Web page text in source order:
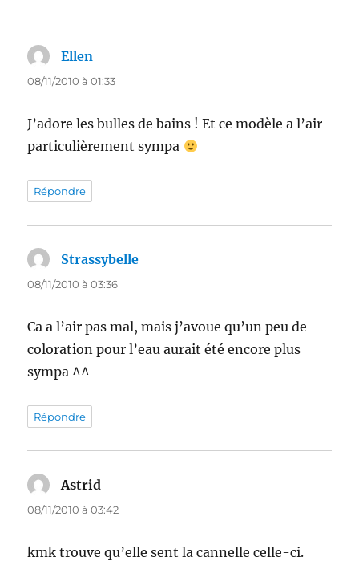
Ellen
08/11/2010 à 01:33
J’adore les bulles de bains ! Et ce modèle a l’air
particulièrement sympa
Répondre
Strassybelle
08/11/2010 à 03:36
Ca a l’air pas mal, mais j’avoue qu’un peu de
coloration pour l’eau aurait été encore plus
sympa ^^
Répondre
Astrid
08/11/2010 à 03:42
kmk trouve qu’elle sent la cannelle celle-ci.